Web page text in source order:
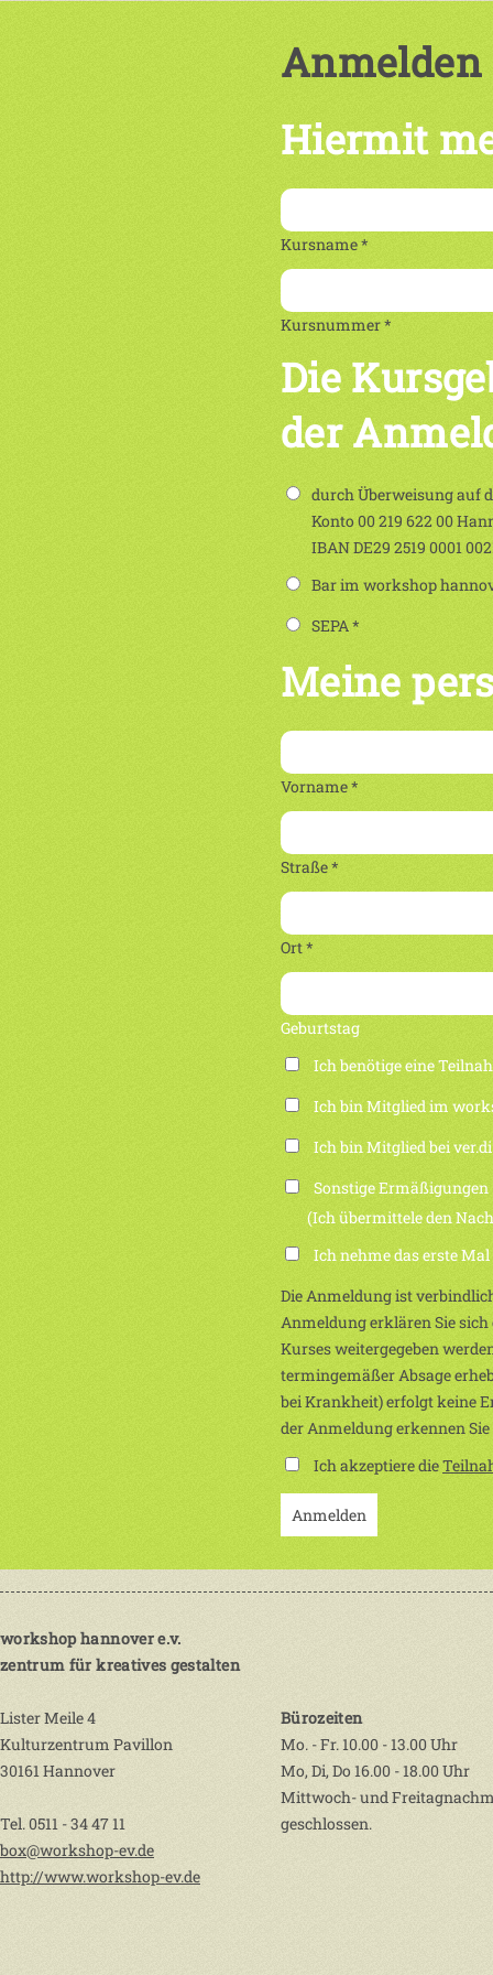
Anmelden
Hiermit
Kursname *
Kursnummer *
Die
der
durch Überweisung auf
Konto 00 219 622 00
IBAN DE29 2519 0001
Bar im workshop
SEPA *
Meine
Vorname *
Straße *
Ort *
Geburtstag
Ich benötige eine
Ich bin Mitglied im
Ich bin Mitglied bei ver.di
Sonstige Ermäßigungen
(Ich übermittele den
Ich nehme das erste
Die Anmeldung ist
Anmeldung erklären Sie
Kurses weitergegeben
termingemäßer Absage
bei Krankheit) erfolgt keine
der Anmeldung erkennen
Ich akzeptiere die
Anmelden
workshop hannover e.v.
zentrum für kreatives gestalten
Lister Meile 4
Kulturzentrum Pavillon
30161 Hannover
Tel. 0511 - 34 47 11
box@workshop-ev.de
http://www.workshop-ev.de
Bürozeiten
Mo. - Fr. 10.00 - 13.00 Uhr
Mo, Di, Do 16.00 - 18.00 Uhr
Mittwoch- und
geschlossen.